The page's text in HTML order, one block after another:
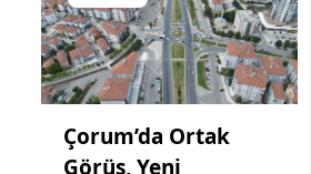
Çorum’da Ortak
Görüş, Yeni